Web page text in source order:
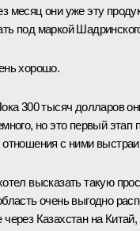
месяц они уже эту
под маркой
хорошо.
300 тысяч долларов
но это первый этап
отношения с ними
высказать такую
очень выгодно
через Казахстан на